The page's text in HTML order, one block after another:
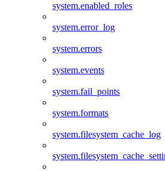
system.enabled_roles
system.error_log
system.errors
system.events
system.fail_points
system.formats
system.filesystem_cache_log